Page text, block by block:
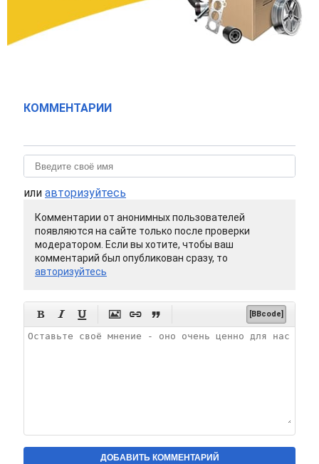
КОММЕНТАРИИ
или авторизуйтесь
Комментарии от анонимных пользователей
появляются на сайте только после проверки
модератором. Если вы хотите, чтобы ваш
комментарий был опубликован сразу, то
авторизуйтесь
      [BBcode]